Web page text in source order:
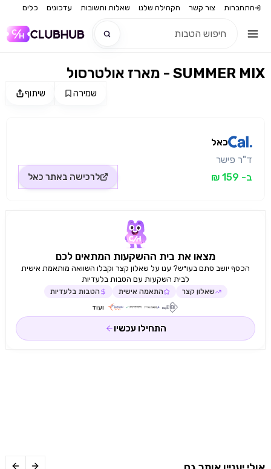
התחברות צור קשר הקהילה שלנו שאלות ותשובות עדכונים כלים
שיתוף שמירה
מארז אולטרסול - SUMMER MIX
כאל
ד"ר פישר
ב- 159 ₪
לרכישה באתר כאל
מצאו את בית ההשקעות המתאים לכם
הכסף יושב סתם בעו״ש? ענו על שאלון קצר וקבלו השוואה מותאמת אישית
לבית השקעות עם הטבות בלעדיות
שאלון קצר התאמה אישית הטבות בלעדיות
ועוד
התחילו עכשיו